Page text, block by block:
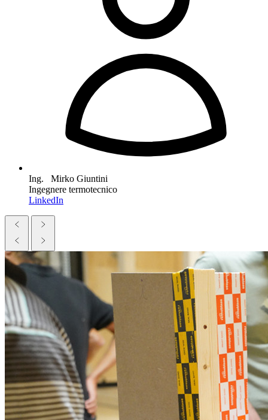
Ing. Mirko Giuntini
Ingegnere termotecnico
LinkedIn